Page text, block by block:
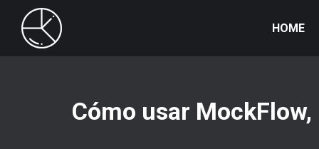
HOME
Cómo usar